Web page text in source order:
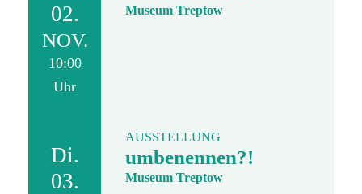
02.
NOV.
10:00
Uhr
Museum Treptow
Di.
03.
AUSSTELLUNG
umbenennen?!
Museum Treptow